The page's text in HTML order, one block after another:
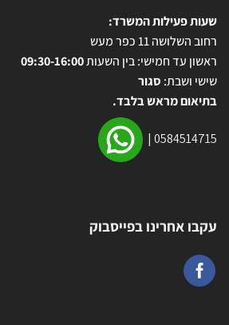
שעות פעילות המשרד:
רחוב השלושה 11 כפר מעש
ראשון עד חמישי: בין השעות09:30-16:00
שישי ושבת: סגור
בתיאום מראש בלבד.
0584514715
|
עקבו אחרינו בפייסבוק